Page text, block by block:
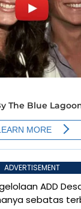
ADVERTISEMENT
ADD
sebatas